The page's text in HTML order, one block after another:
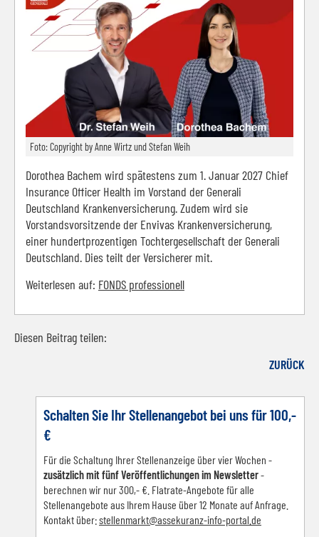
Foto: Copyright by Anne Wirtz und Stefan Weih
Dorothea Bachem wird spätestens zum 1. Januar 2027 Chief
Insurance Officer Health im Vorstand der Generali
Deutschland Krankenversicherung. Zudem wird sie
Vorstandsvorsitzende der Envivas Krankenversicherung,
einer hundertprozentigen Tochtergesellschaft der Generali
Deutschland. Dies teilt der Versicherer mit.
Weiterlesen auf: FONDS professionell
Diesen Beitrag teilen:
ZURÜCK
Schalten Sie Ihr Stellenangebot bei uns für 100,-
€
Für die Schaltung Ihrer Stellenanzeige über vier Wochen -
zusätzlich mit fünf Veröffentlichungen im Newsletter-
berechnen wir nur 300,- €. Flatrate-Angebote für alle
Stellenangebote aus Ihrem Hause über 12 Monate auf Anfrage.
Kontakt über:stellenmarkt@assekuranz-info-portal.de